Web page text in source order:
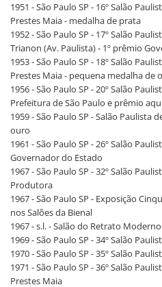
1951 - São Paulo SP - 16º Salão
Prestes Maia - medalha de prata
1952 - São Paulo SP - 17º Salão
Trianon (Av. Paulista) - 1º prêmio
1953 - São Paulo SP - 18º Salão
Prestes Maia - pequena medalha de
1956 - São Paulo SP - 20º Salão
Prefeitura de São Paulo e prêmio
1959 - São Paulo SP - Salão Paulista
ouro
1961 - São Paulo SP - 26º Salão
Governador do Estado
1967 - São Paulo SP - 32º Salão
Produtora
1967 - São Paulo SP - Exposição
nos Salões da Bienal
1967 - s.l. - Salão do Retrato
1969 - São Paulo SP - 34º Salão
1970 - São Paulo SP - 35º Salão
1971 - São Paulo SP - 36º Salão
Prestes Maia